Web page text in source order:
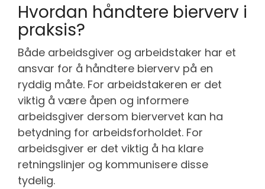
Hvordan håndtere bierverv i
praksis?
Både arbeidsgiver og arbeidstaker har et
ansvar for å håndtere bierverv på en
ryddig måte. For arbeidstakeren er det
viktig å være åpen og informere
arbeidsgiver dersom biervervet kan ha
betydning for arbeidsforholdet. For
arbeidsgiver er det viktig å ha klare
retningslinjer og kommunisere disse
tydelig.